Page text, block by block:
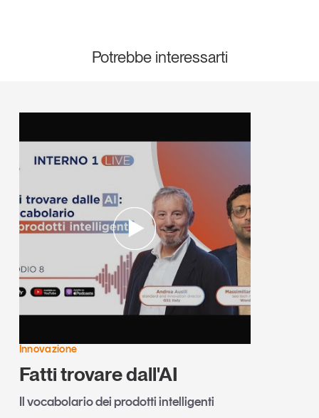
Potrebbe interessarti
Innovazione
Fatti trovare dall'AI
Il vocabolario dei prodotti intelligenti